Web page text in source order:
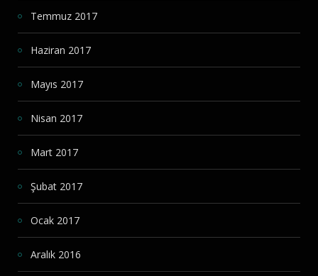
Temmuz 2017
Haziran 2017
Mayıs 2017
Nisan 2017
Mart 2017
Şubat 2017
Ocak 2017
Aralık 2016